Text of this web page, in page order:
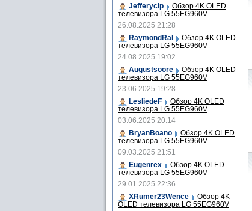
Jefferycip Обзор 4K OLED
телевизора LG 55EG960V
26.08.2025 21:28
RaymondRal
Обзор 4K OLED
телевизора LG 55EG960V
24.08.2025 19:02
Augustsoore
Обзор 4K OLED
телевизора LG 55EG960V
23.06.2025 19:28
LesliedeF
Обзор 4K OLED
телевизора LG 55EG960V
03.06.2025 20:14
BryanBoano
Обзор 4K OLED
телевизора LG 55EG960V
09.03.2025 21:51
Eugenrex
Обзор 4K OLED
телевизора LG 55EG960V
29.01.2025 22:36
XRumer23Wence
Обзор 4K
OLED телевизора LG 55EG960V